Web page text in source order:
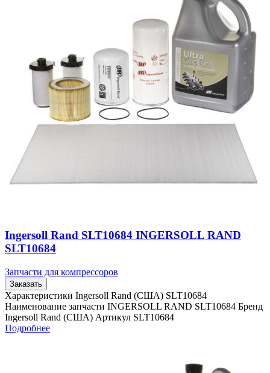
Ingersoll Rand SLT10684 INGERSOLL RAND
SLT10684
Запчасти для компрессоров
Заказать
Характеристики Ingersoll Rand (США) SLT10684
Наименование запчасти INGERSOLL RAND SLT10684 Бренд
Ingersoll Rand (США) Артикул SLT10684
Подробнее